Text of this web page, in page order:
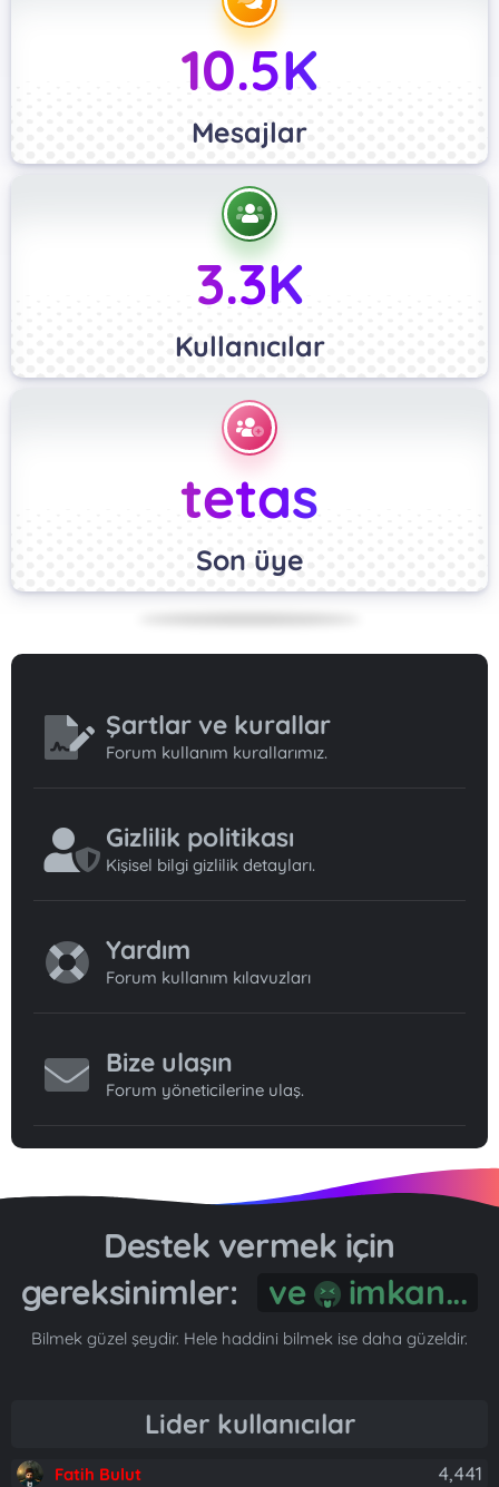
10.5K
Mesajlar
3.3K
Kullanıcılar
tetas
Son üye
Şartlar ve kurallar
Forum kullanım kurallarımız.
Gizlilik politikası
Kişisel bilgi gizlilik detayları.
Yardım
Forum kullanım kılavuzları
Bize ulaşın
Forum yöneticilerine ulaş.
Destek vermek için
gereksinimler:
ve imkan...
Bilmek güzel şeydir. Hele haddini bilmek ise daha güzeldir.
Lider kullanıcılar
Fatih Bulut 4,441